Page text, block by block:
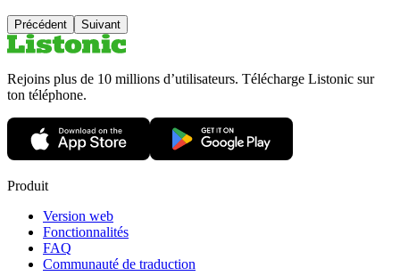
Précédent Suivant
Rejoins plus de 10 millions d’utilisateurs. Télécharge Listonic sur
ton téléphone.
Produit
Version web
Fonctionnalités
FAQ
Communauté de traduction